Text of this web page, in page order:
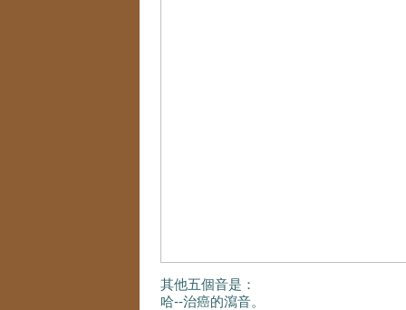
其他五個音是：
哈--治癌的瀉音。